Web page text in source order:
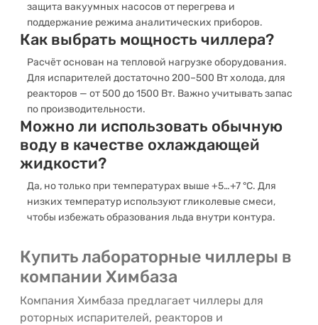
защита вакуумных насосов от перегрева и
поддержание режима аналитических приборов.
Как выбрать мощность чиллера?
Расчёт основан на тепловой нагрузке оборудования.
Для испарителей достаточно 200–500 Вт холода, для
реакторов — от 500 до 1500 Вт. Важно учитывать запас
по производительности.
Можно ли использовать обычную
воду в качестве охлаждающей
жидкости?
Да, но только при температурах выше +5…+7 °C. Для
низких температур используют гликолевые смеси,
чтобы избежать образования льда внутри контура.
Купить лабораторные чиллеры в
компании Химбаза
Компания Химбаза предлагает чиллеры для
роторных испарителей, реакторов и